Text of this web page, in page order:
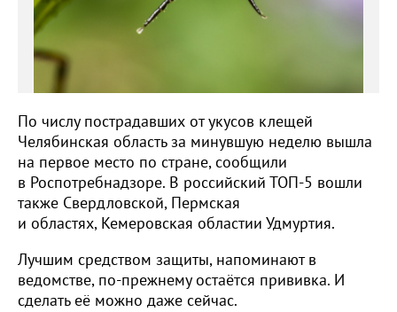
По числу пострадавших от укусов клещей
Челябинская область за минувшую неделю вышла
на первое место по стране, сообщили
в Роспотребнадзоре. В российский ТОП-5 вошли
также Свердловской, Пермская
и областях, Кемеровская областии Удмуртия.
Лучшим средством защиты, напоминают в
ведомстве, по-прежнему остаётся прививка. И
сделать её можно даже сейчас.